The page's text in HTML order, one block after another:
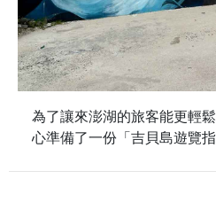
為了讓來澎湖的旅客能更輕
心準備了一份「吉貝島遊覽